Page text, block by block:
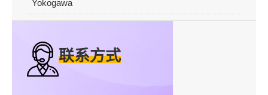
Yokogawa
联系方式